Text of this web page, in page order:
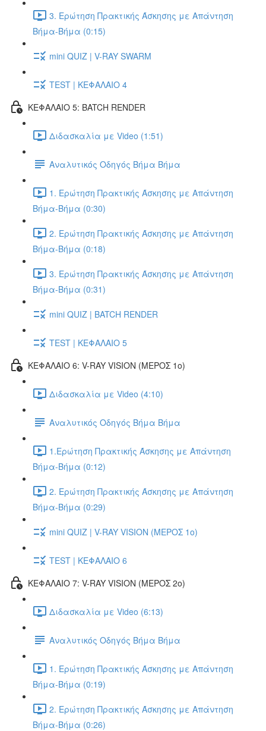
3. Ερώτηση Πρακτικής Άσκησης με Απάντηση
Βήμα-Βήμα (0:15)
mini QUIZ | V-RAY SWARM
TEST | ΚΕΦΑΛΑΙΟ 4
ΚΕΦΑΛΑΙΟ 5: BATCH RENDER
Διδασκαλία με Video (1:51)
Αναλυτικός Οδηγός Βήμα Βήμα
1. Ερώτηση Πρακτικής Άσκησης με Απάντηση
Βήμα-Βήμα (0:30)
2. Ερώτηση Πρακτικής Άσκησης με Απάντηση
Βήμα-Βήμα (0:18)
3. Ερώτηση Πρακτικής Άσκησης με Απάντηση
Βήμα-Βήμα (0:31)
mini QUIZ | BATCH RENDER
TEST | ΚΕΦΑΛΑΙΟ 5
ΚΕΦΑΛΑΙΟ 6: V-RAY VISION (ΜΕΡΟΣ 1ο)
Διδασκαλία με Video (4:10)
Αναλυτικός Οδηγός Βήμα Βήμα
1.Ερώτηση Πρακτικής Άσκησης με Απάντηση
Βήμα-Βήμα (0:12)
2. Ερώτηση Πρακτικής Άσκησης με Απάντηση
Βήμα-Βήμα (0:29)
mini QUIZ | V-RAY VISION (ΜΕΡΟΣ 1ο)
TEST | ΚΕΦΑΛΑΙΟ 6
ΚΕΦΑΛΑΙΟ 7: V-RAY VISION (ΜΕΡΟΣ 2ο)
Διδασκαλία με Video (6:13)
Αναλυτικός Οδηγός Βήμα Βήμα
1. Ερώτηση Πρακτικής Άσκησης με Απάντηση
Βήμα-Βήμα (0:19)
2. Ερώτηση Πρακτικής Άσκησης με Απάντηση
Βήμα-Βήμα (0:26)